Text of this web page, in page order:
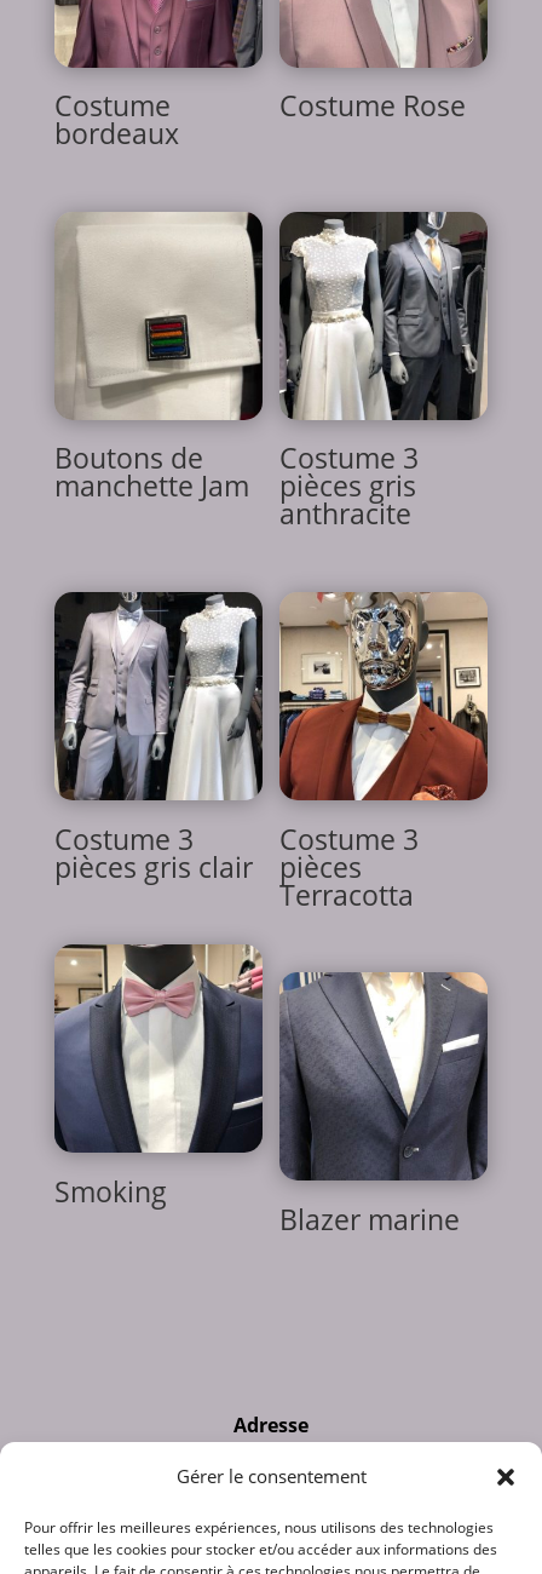
Gérer le consentement
Pour offrir les meilleures expériences, nous utilisons des technologies
telles que les cookies pour stocker et/ou accéder aux informations des
Costume
bordeaux
Costume Rose
Boutons de
manchette Jam
Costume 3
pièces gris
anthracite
Costume 3
pièces gris clair
Costume 3
pièces
Terracotta
Smoking
Blazer marine
Adresse
Téléphone